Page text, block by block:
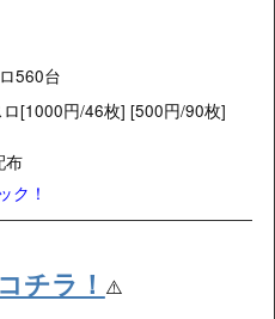
560台
[1000円/46枚] [500円/90枚]
ク！
チラ！ ⚠️